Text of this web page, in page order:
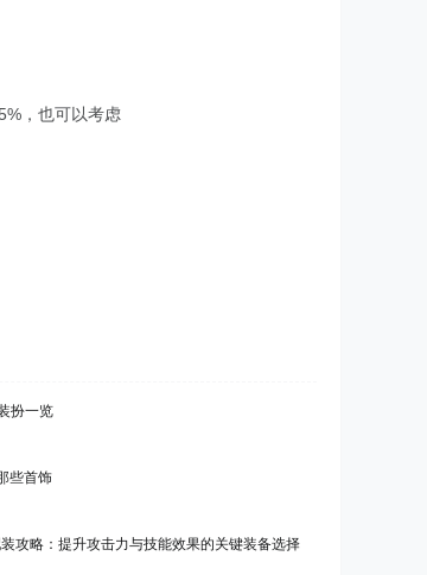
，也可以考虑
扮一览
些首饰
攻略：提升攻击力与技能效果的关键装备选择